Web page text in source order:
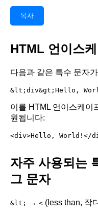
복사
HTML 언이스케
다음과 같은 특수 문자
&lt;div&gt;Hello,
이를 HTML 언이스케이
원됩니다:
<div>Hello, World!</
자주 사용되는
그 문자
&lt; → < (less than, 작